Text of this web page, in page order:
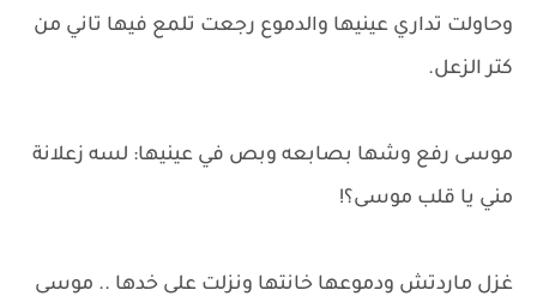
وحاولت تداري عينيها والدموع رجعت تلمع فيها تاني من
كتر الزعل.
موسى رفع وشها بصابعه وبص في عينيها: لسه زعلانة
مني يا قلب موسى؟!
غزل ماردتش ودموعها خانتها ونزلت على خدها .. موسى